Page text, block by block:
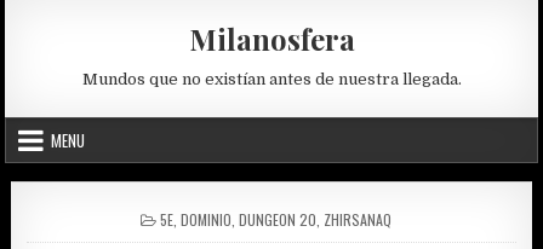
Milanosfera
Mundos que no existían antes de nuestra llegada.
MENU
POSTED
IN
5E, DOMINIO DUNGEON 20 ZHIRSANAQ